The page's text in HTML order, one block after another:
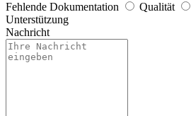
Fehlende Dokumentation
Qualität
Unterstützung
Nachricht